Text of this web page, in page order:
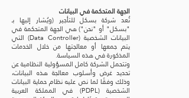
الجهة المتحكمة في البيانات
تُعد شركة بسكل للتأجير (ويُشار إليها بـ
"بسكل" أو "نحن") هي الجهة المتحكمة في
البيانات الشخصية (Data Controller) التي
يتم جمعها أو معالجتها من خلال الخدمات
المذكورة في هذه السياسة.
وتتحمل الشركة كامل المسؤولية النظامية عن
تحديد غرض وأسلوب معالجة هذه البيانات،
وذلك وفقًا لما نص عليه نظام حماية البيانات
الشخصية (PDPL) في المملكة العربية